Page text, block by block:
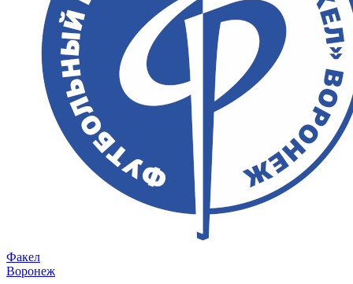
Факел
Воронеж